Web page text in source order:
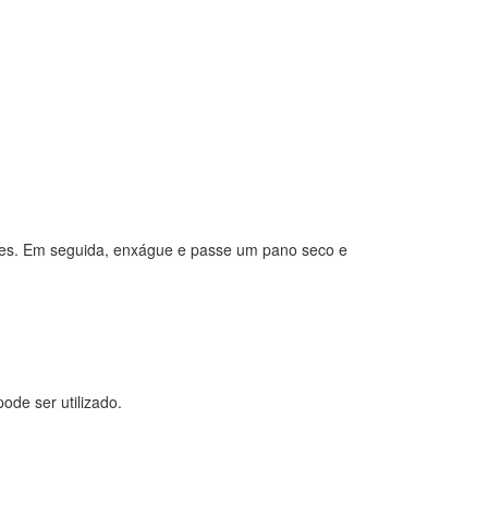
Em seguida, enxágue e passe um pano seco e
ser utilizado.